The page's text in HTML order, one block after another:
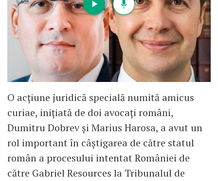
O acțiune juridică specială numită amicus
curiae, inițiată de doi avocați români,
Dumitru Dobrev și Marius Harosa, a avut un
rol important în câștigarea de către statul
român a procesului intentat României de
către Gabriel Resources la Tribunalul de